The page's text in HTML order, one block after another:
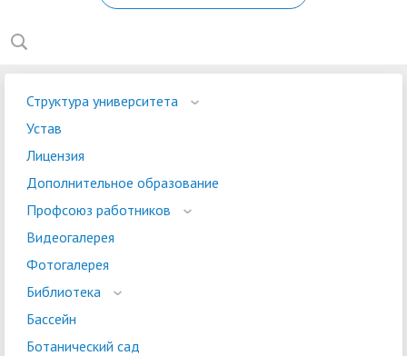
Структура университета
Устав
Лицензия
Дополнительное образование
Профсоюз работников
Видеогалерея
Фотогалерея
Библиотека
Бассейн
Ботанический сад